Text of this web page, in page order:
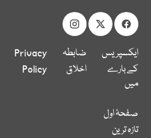
ایکسپریس
کے بارے
میں
ضابطہ
اخلاق
Privacy
Policy
صفحۂ اول
تازہ ترین